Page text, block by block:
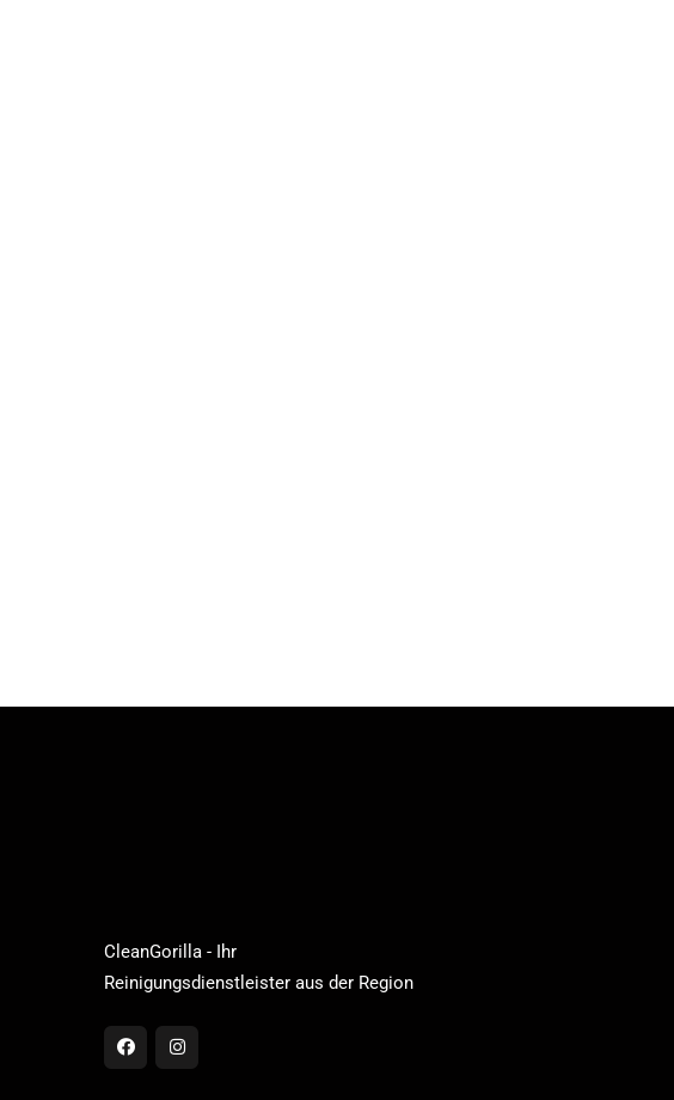
CleanGorilla - Ihr
Reinigungsdienstleister aus der Region